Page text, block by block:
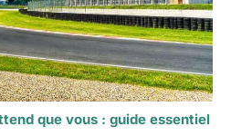
que vous : guide essentiel